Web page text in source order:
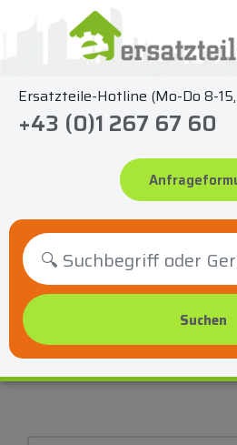
springen
Ersatzteile-Hotline (Mo-Do 8-
+43 (0)1 267 67 60